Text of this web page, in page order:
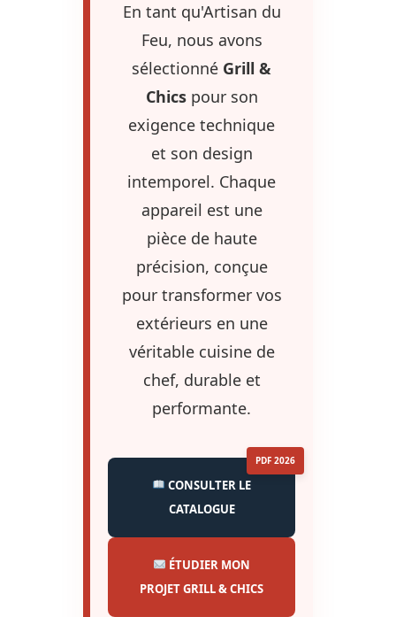
En tant qu'Artisan du
Feu, nous avons
sélectionné Grill &
Chicspour son
exigence technique
et son design
intemporel. Chaque
appareil est une
pièce de haute
précision, conçue
pour transformer vos
extérieurs en une
véritable cuisine de
chef, durable et
performante.
PDF 2026
CONSULTER LE
CATALOGUE
ÉTUDIER MON
PROJET GRILL & CHICS